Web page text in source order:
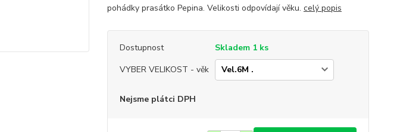
pohádky prasátko Pepina. Velikosti odpovídají věku. celý popis
Dostupnost
Skladem 1 ks
VYBER VELIKOST - věk
Nejsme plátci DPH